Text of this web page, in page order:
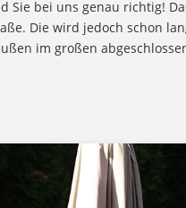
Sie bei uns genau richtig!
Die wird jedoch schon
im großen